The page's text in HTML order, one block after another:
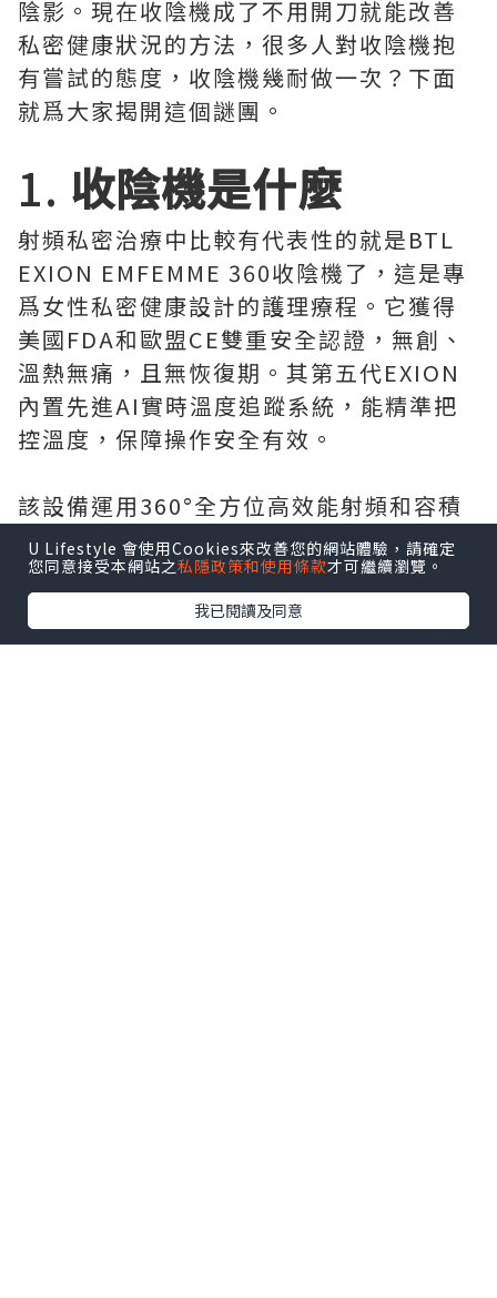
陰影。現在收陰機成了不用開刀就能改善
私密健康狀況的方法，很多人對收陰機抱
有嘗試的態度，收陰機幾耐做一次？下面
就爲大家揭開這個謎團。
1. 收陰機是什麼
射頻私密治療中比較有代表性的就是BTL
EXION EMFEMME 360收陰機了，這是專
爲女性私密健康設計的護理療程。它獲得
美國FDA和歐盟CE雙重安全認證，無創、
溫熱無痛，且無恢復期。其第五代EXION
內置先進AI實時溫度追蹤系統，能精準把
控溫度，保障操作安全有效。
該設備運用360°全方位高效能射頻和容積
式加熱技術，無創無痛作用於整個盆腔。
它可對盆底陰道周圍的器官結構、神經血
管以及肌肉筋膜產生電化學效應和生物熱
效應，就能提升促進膠原蛋白和彈性蛋白
U Lifestyle 會使用Cookies來改善您的網站體驗，請確定
您同意接受本網站之私隱政策和使用條款才可繼續瀏覽。
我已閱讀及同意